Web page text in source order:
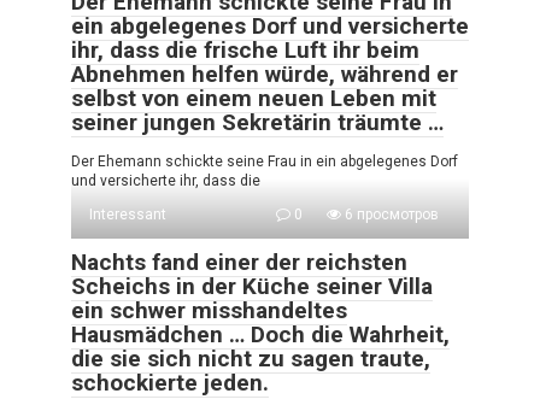
ein abgelegenes Dorf und versicherte
ihr, dass die frische Luft ihr beim
Abnehmen helfen würde, während er
selbst von einem neuen Leben mit
seiner jungen Sekretärin träumte …
Der Ehemann schickte seine Frau in ein abgelegenes Dorf
und versicherte ihr, dass die
Interessant
0 6 просмотров
Nachts fand einer der reichsten
Scheichs in der Küche seiner Villa
ein schwer misshandeltes
Hausmädchen … Doch die Wahrheit,
die sie sich nicht zu sagen traute,
schockierte jeden.